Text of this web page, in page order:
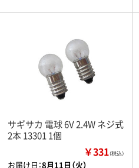
サギサカ 電球 6V 2.4W ネジ式
2本 13301 1個
￥331（税込）
お届け日：8月11日（火）